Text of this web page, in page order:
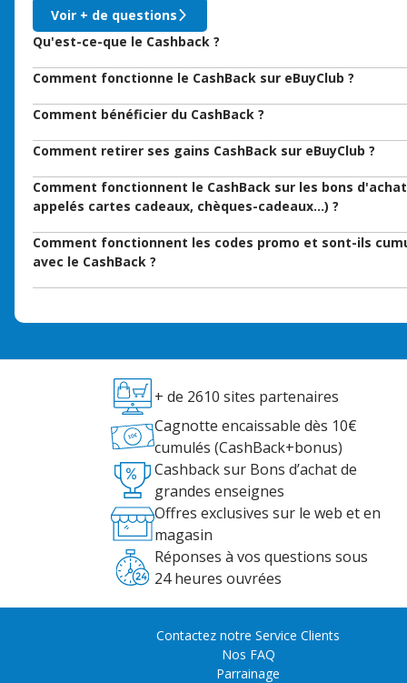
Voir + de questions
Qu'est-ce-que le Cashback ?
Comment fonctionne le CashBack sur eBuyClub ?
Comment bénéficier du CashBack ?
Comment retirer ses gains CashBack sur eBuyClub ?
Comment fonctionnent le CashBack sur les bons
appelés cartes cadeaux, chèques-cadeaux…) ?
Comment fonctionnent les codes promo et sont-ils
avec le CashBack ?
+ de 2610 sites partenaires
Cagnotte encaissable dès 10€
cumulés (CashBack+bonus)
Cashback sur Bons d’achat de
grandes enseignes
Offres exclusives sur le web et en
magasin
Réponses à vos questions sous
24 heures ouvrées
Contactez notre Service Clients
Nos FAQ
Parrainage